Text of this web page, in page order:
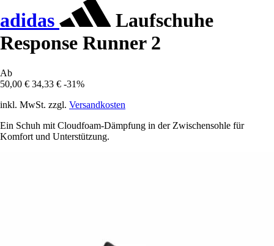
adidas
Laufschuhe
Response Runner 2
Ab
50,00 € 34,33 € -31%
inkl. MwSt. zzgl. Versandkosten
Ein Schuh mit Cloudfoam-Dämpfung in der Zwischensohle für
Komfort und Unterstützung.